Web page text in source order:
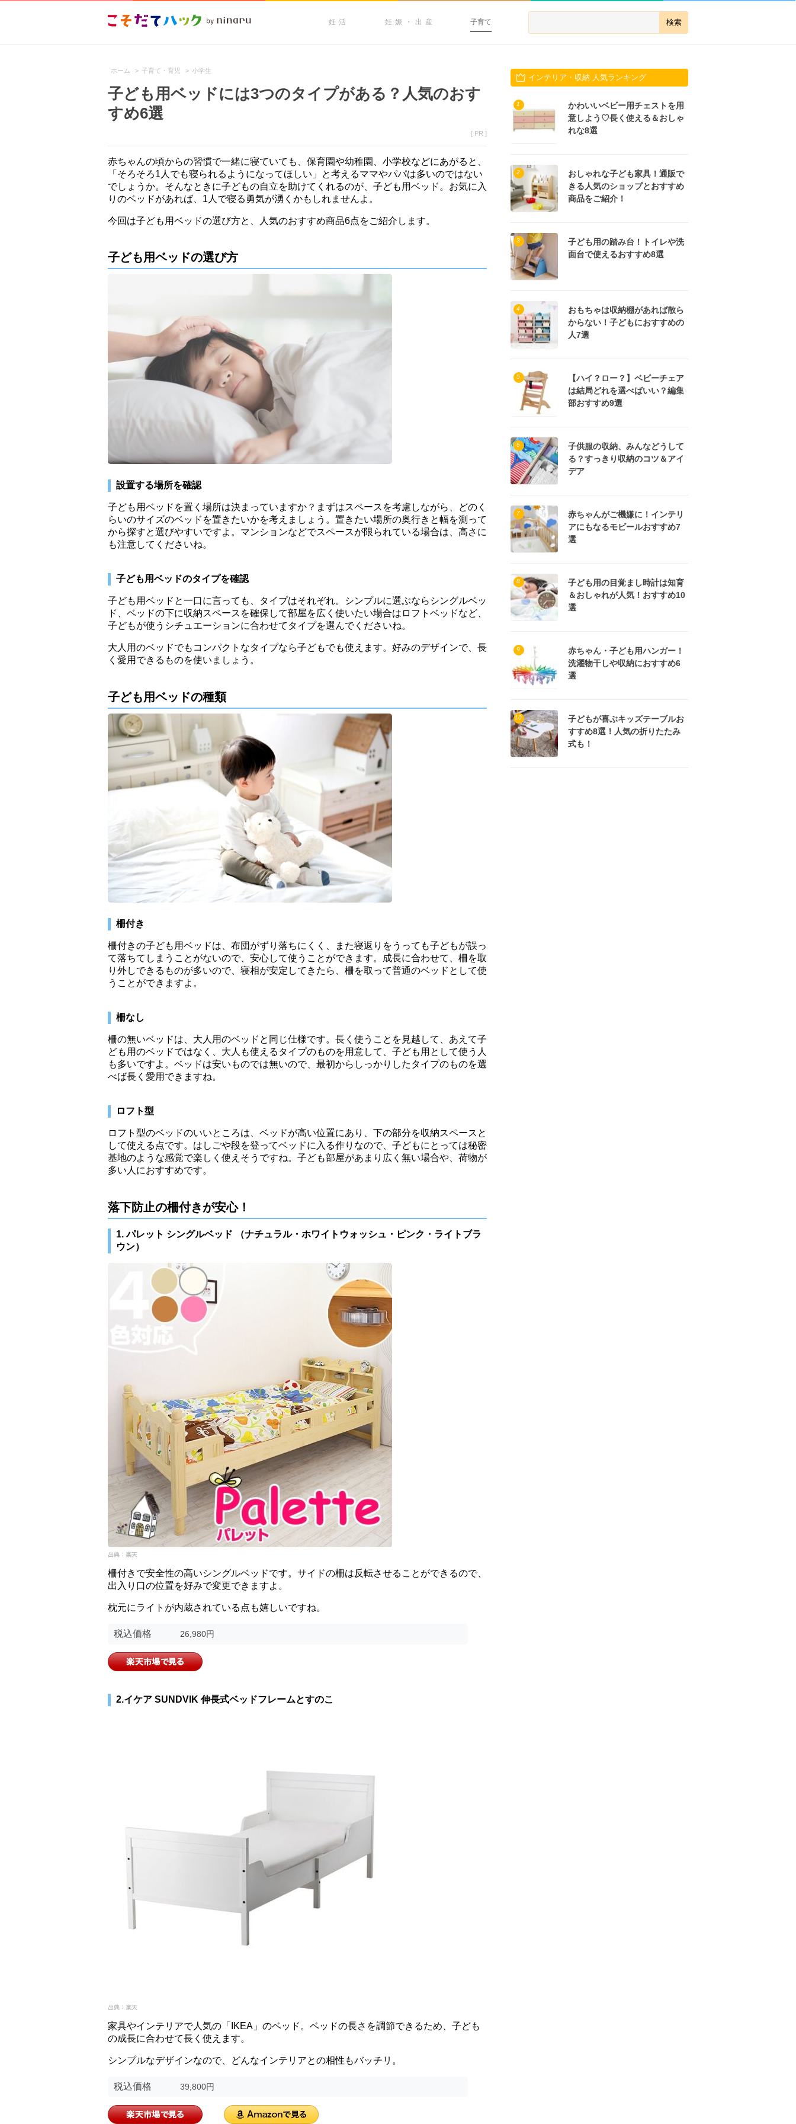
妊活 妊娠・出産 子育て
ホーム > 子育て・育児 > 小学生
子ども用ベッドには3つのタイプがある？人気のおす
すめ6選
[ PR ]
赤ちゃんの頃からの習慣で一緒に寝ていても、保育園や幼稚園、小学校などにあがると、
「そろそろ1人でも寝られるようになってほしい」と考えるママやパパは多いのではない
でしょうか。そんなときに子どもの自立を助けてくれるのが、子ども用ベッド。お気に入
りのベッドがあれば、1人で寝る勇気が湧くかもしれませんよ。
今回は子ども用ベッドの選び方と、人気のおすすめ商品6点をご紹介します。
子ども用ベッドの選び方
設置する場所を確認
子ども用ベッドを置く場所は決まっていますか？まずはスペースを考慮しながら、どのく
らいのサイズのベッドを置きたいかを考えましょう。置きたい場所の奥行きと幅を測って
から探すと選びやすいですよ。マンションなどでスペースが限られている場合は、高さに
も注意してくださいね。
子ども用ベッドのタイプを確認
子ども用ベッドと一口に言っても、タイプはそれぞれ。シンプルに選ぶならシングルベッ
ド、ベッドの下に収納スペースを確保して部屋を広く使いたい場合はロフトベッドなど、
子どもが使うシチュエーションに合わせてタイプを選んでくださいね。
大人用のベッドでもコンパクトなタイプなら子どもでも使えます。好みのデザインで、長
く愛用できるものを使いましょう。
子ども用ベッドの種類
柵付き
柵付きの子ども用ベッドは、布団がずり落ちにくく、また寝返りをうっても子どもが誤っ
て落ちてしまうことがないので、安心して使うことができます。成長に合わせて、柵を取
り外しできるものが多いので、寝相が安定してきたら、柵を取って普通のベッドとして使
うことができますよ。
柵なし
柵の無いベッドは、大人用のベッドと同じ仕様です。長く使うことを見越して、あえて子
ども用のベッドではなく、大人も使えるタイプのものを用意して、子ども用として使う人
も多いですよ。ベッドは安いものでは無いので、最初からしっかりしたタイプのものを選
べば長く愛用できますね。
ロフト型
ロフト型のベッドのいいところは、ベッドが高い位置にあり、下の部分を収納スペースと
して使える点です。はしごや段を登ってベッドに入る作りなので、子どもにとっては秘密
基地のような感覚で楽しく使えそうですね。子ども部屋があまり広く無い場合や、荷物が
多い人におすすめです。
落下防止の柵付きが安心！
1. パレット シングルベッド （ナチュラル・ホワイトウォッシュ・ピンク・ライトブラ
ウン）
柵付きで安全性の高いシングルベッドです。サイドの柵は反転させることができるので、
出入り口の位置を好みで変更できますよ。
枕元にライトが内蔵されている点も嬉しいですね。
税込価格 26,980円
2.イケア SUNDVIK 伸長式ベッドフレームとすのこ
家具やインテリアで人気の「IKEA」のベッド。ベッドの長さを調節できるため、子ども
の成長に合わせて長く使えます。
シンプルなデザインなので、どんなインテリアとの相性もバッチリ。
税込価格 39,800円
インテリア・収納 人気ランキング
1
かわいいベビー用チェストを用
意しよう♡長く使える＆おしゃ
れな8選
2
おしゃれな子ども家具！通販で
きる人気のショップとおすすめ
商品をご紹介！
3
子ども用の踏み台！トイレや洗
面台で使えるおすすめ8選
4
おもちゃは収納棚があれば散ら
からない！子どもにおすすめの
人7選
5
【ハイ？ロー？】ベビーチェア
は結局どれを選べばいい？編集
部おすすめ9選
6
子供服の収納、みんなどうして
る？すっきり収納のコツ＆アイ
デア
7
赤ちゃんがご機嫌に！インテリ
アにもなるモビールおすすめ7
選
8
子ども用の目覚まし時計は知育
＆おしゃれが人気！おすすめ10
選
9
赤ちゃん・子ども用ハンガー！
洗濯物干しや収納におすすめ6
選
10
子どもが喜ぶキッズテーブルお
すすめ8選！人気の折りたたみ
式も！